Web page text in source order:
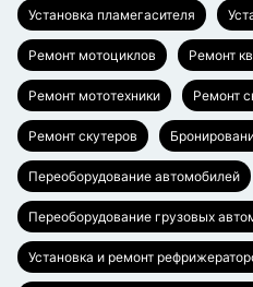
Установка пламегасителя
Ремонт мотоциклов Ремонт
Ремонт мототехники Ремонт
Ремонт скутеров
Переоборудование автомобилей
Переоборудование грузовых
Установка и ремонт